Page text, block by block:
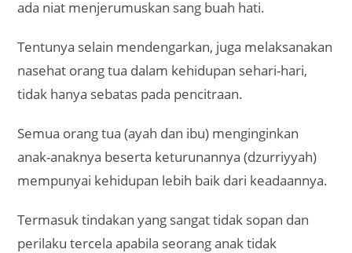
ada niat menjerumuskan sang buah hati.
Tentunya selain mendengarkan, juga melaksanakan
nasehat orang tua dalam kehidupan sehari-hari,
tidak hanya sebatas pada pencitraan.
Semua orang tua (ayah dan ibu) menginginkan
anak-anaknya beserta keturunannya (dzurriyyah)
mempunyai kehidupan lebih baik dari keadaannya.
Termasuk tindakan yang sangat tidak sopan dan
perilaku tercela apabila seorang anak tidak